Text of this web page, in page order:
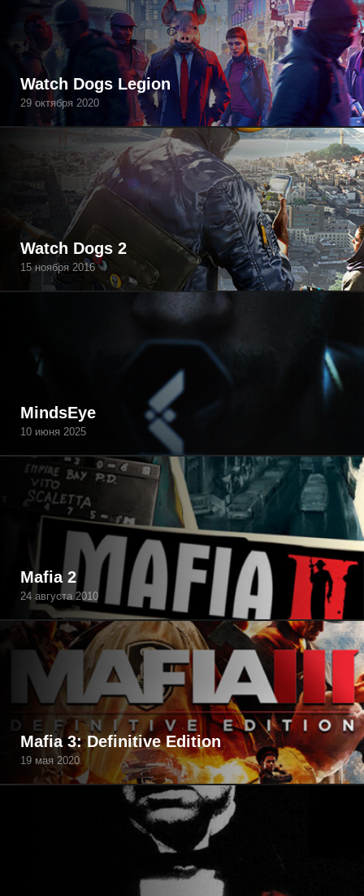
Watch Dogs Legion
29 октября 2020
Watch Dogs 2
15 ноября 2016
MindsEye
10 июня 2025
Mafia 2
24 августа 2010
Mafia 3: Definitive Edition
19 мая 2020